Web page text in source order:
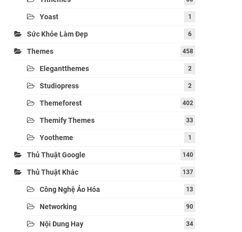
Yoast 1
Sức Khỏe Làm Đẹp 6
Themes 458
Elegantthemes 2
Studiopress 2
Themeforest 402
Themify Themes 33
Yootheme 1
Thủ Thuật Google 140
Thủ Thuật Khác 137
Công Nghệ Ảo Hóa 13
Networking 90
Nội Dung Hay 34